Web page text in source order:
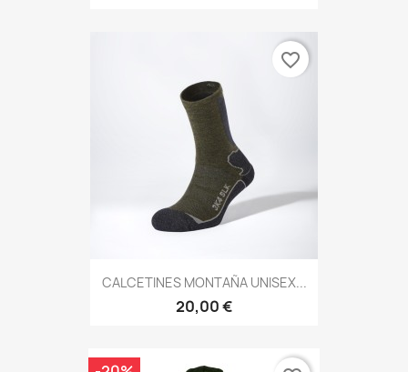
CALCETINES MONTAÑA UNISEX...
20,00 €
favorite_border